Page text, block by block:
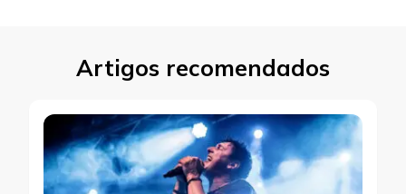
Artigos recomendados